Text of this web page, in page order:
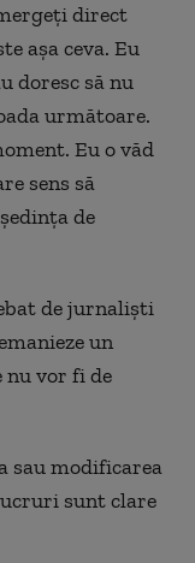
direct
așa ceva. Eu
doresc să nu
următoare.
Eu o văd
sens să
de
de jurnaliști
un
vor fi de
sau modificarea
sunt clare